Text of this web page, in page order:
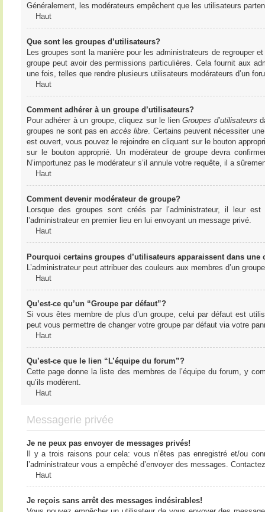
Généralement, les modérateurs empêchent que les utilisateurs
Haut
Que sont les groupes d’utilisateurs?
Les groupes sont la manière pour les administrateurs de regrouper
groupe peut avoir des permissions particulières. Cela fournit aux
une fois, telles que rendre plusieurs utilisateurs modérateurs d’un
Haut
Comment adhérer à un groupe d’utilisateurs?
Pour adhérer à un groupe, cliquez sur le lienGroupes d’utilisateurs
groupes ne sont pas en accès libre. Certains peuvent nécessiter
est ouvert, vous pouvez le rejoindre en cliquant sur le bouton
sur le bouton approprié. Un modérateur de groupe devra
N’importunez pas le modérateur s’il annule votre requête, il a
Haut
Comment devenir modérateur de groupe?
Lorsque des groupes sont créés par l’administrateur, il leur
l’administrateur en premier lieu en lui envoyant un message privé.
Haut
Pourquoi certains groupes d’utilisateurs apparaissent dans une
L’administrateur peut attribuer des couleurs aux membres d’un
Haut
Qu’est-ce qu’un “Groupe par défaut”?
Si vous êtes membre de plus d’un groupe, celui par défaut est
peut vous permettre de changer votre groupe par défaut via votre
Haut
Qu’est-ce que le lien “L’équipe du forum”?
Cette page donne la liste des membres de l’équipe du forum, y
qu’ils modèrent.
Haut
Messagerie privée
Je ne peux pas envoyer de messages privés!
Il y a trois raisons pour cela: vous n’êtes pas enregistré et/ou
l’administrateur vous a empêché d’envoyer des messages.
Haut
Je reçois sans arrêt des messages indésirables!